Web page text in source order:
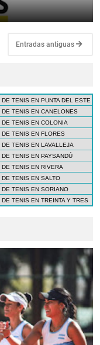
Entradas antiguas
DE TENIS EN PUNTA DEL ESTE
DE TENIS EN CANELONES
DE TENIS EN COLONIA
DE TENIS EN FLORES
DE TENIS EN LAVALLEJA
DE TENIS EN PAYSANDÚ
DE TENIS EN RIVERA
DE TENIS EN SALTO
DE TENIS EN SORIANO
DE TENIS EN TREINTA Y TRES